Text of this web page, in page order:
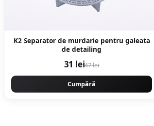
K2 Separator de murdarie pentru galeata
de detailing
31 lei47 lei
Cumpără